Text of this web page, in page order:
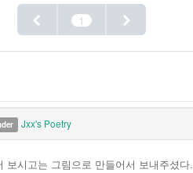
1
Jxx's Poetry
시고는 그림으로 만들어서 보내주셨다.